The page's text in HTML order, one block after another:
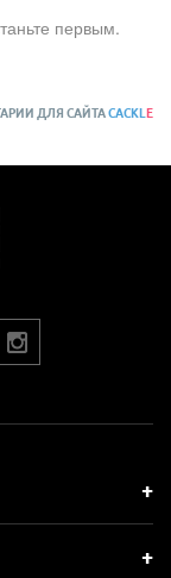
первым.
ДЛЯ САЙТАCACKL E